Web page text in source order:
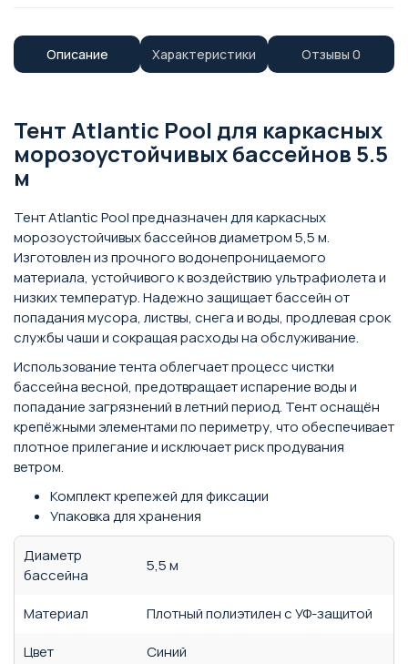
Описание Характеристики Отзывы 0
Тент Atlantic Pool для каркасных
морозоустойчивых бассейнов 5.5
м
Тент Atlantic Pool предназначен для каркасных
морозоустойчивых бассейнов диаметром 5,5 м.
Изготовлен из прочного водонепроницаемого
материала, устойчивого к воздействию ультрафиолета и
низких температур. Надежно защищает бассейн от
попадания мусора, листвы, снега и воды, продлевая срок
службы чаши и сокращая расходы на обслуживание.
Использование тента облегчает процесс чистки
бассейна весной, предотвращает испарение воды и
попадание загрязнений в летний период. Тент оснащён
крепёжными элементами по периметру, что обеспечивает
плотное прилегание и исключает риск продувания
ветром.
Комплект крепежей для фиксации
Упаковка для хранения
Диаметр
бассейна
5,5 м
Материал
Плотный полиэтилен с УФ-защитой
Цвет
Синий